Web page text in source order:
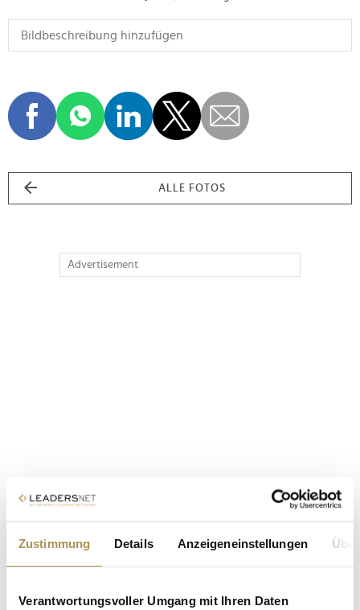
Zustimmung Details Anzeigeneinstellungen
Verantwortungsvoller Umgang mit Ihren Daten
ALLE FOTOS
Advertisement